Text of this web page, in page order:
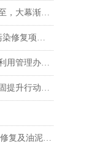
动力电池回收报告：退役潮将至，大幕渐开启
原武汉冶炼厂近5亿元的土壤污染修复项目全部水泥窑协同处置
工信部：加快动力蓄电池回收利用管理办法研究制定
山东省2023年土壤环境质量巩固提升行动方案印发！
会议动态|第三届中国国际土壤修复及油泥治理峰会将于7月13-14日在南京召开